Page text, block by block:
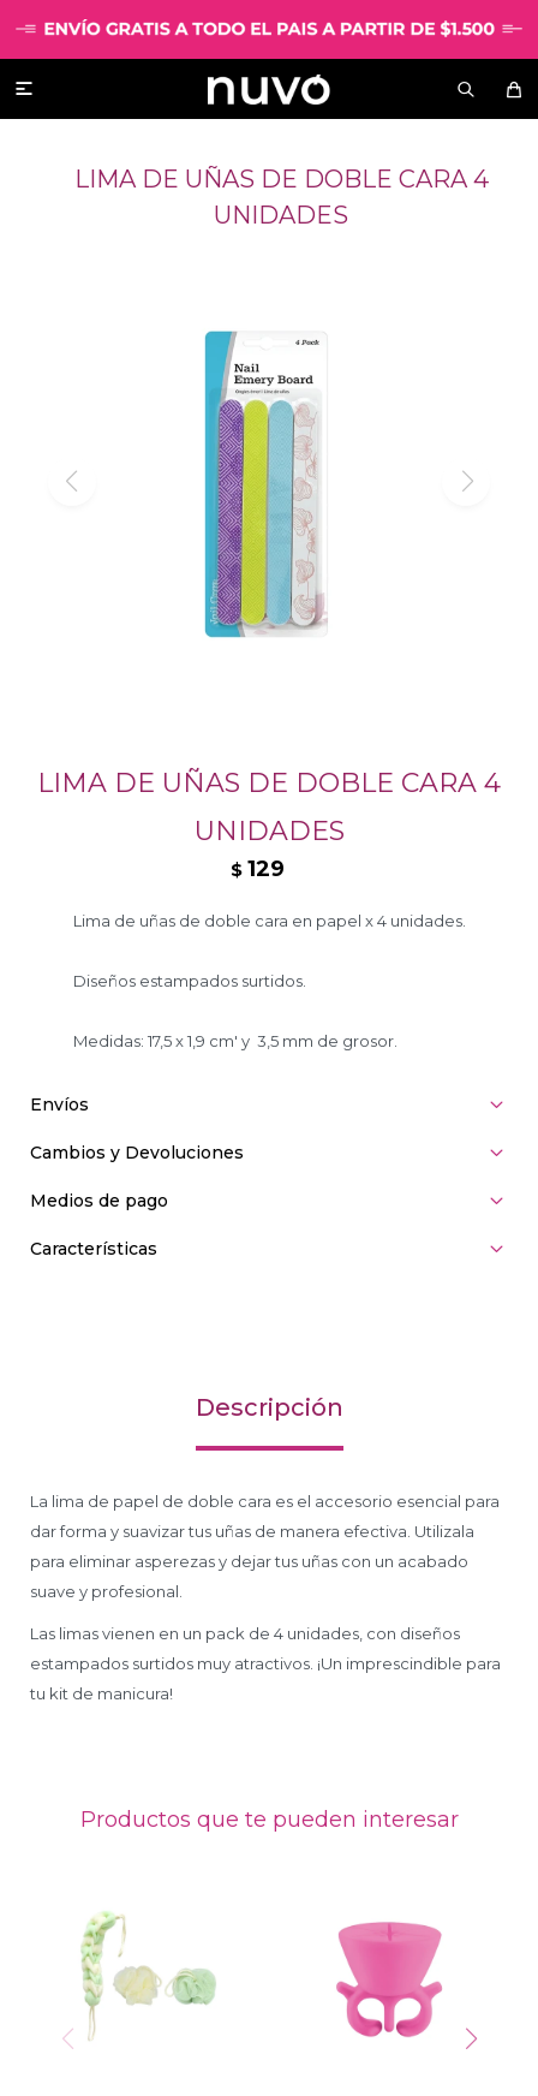

LIMA DE UÑAS DE DOBLE CARA 4
UNIDADES
LIMA DE UÑAS DE DOBLE CARA 4
UNIDADES
$ 129
Lima de uñas de doble cara en papel x 4 unidades.
Diseños estampados surtidos.
Medidas: 17,5 x 1,9 cm' y 3,5 mm de grosor.
Envíos
Cambios y Devoluciones
Medios de pago
Características
Descripción
La lima de papel de doble cara es el accesorio esencial para
dar forma y suavizar tus uñas de manera efectiva. Utilizala
para eliminar asperezas y dejar tus uñas con un acabado
suave y profesional.
Las limas vienen en un pack de 4 unidades, con diseños
estampados surtidos muy atractivos. ¡Un imprescindible para
tu kit de manicura!
Productos que te pueden interesar